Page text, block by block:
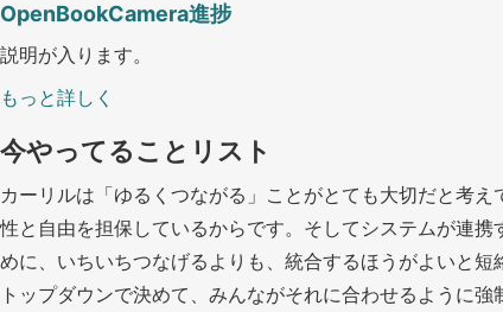
OpenBookCamera進捗
説明が入ります。
もっと詳しく
今やってることリスト
カーリルは「ゆるくつながる」ことがとても大切だと考
性と自由を担保しているからです。そしてシステムが連
めに、いちいちつなげるよりも、統合するほうがよいと短
トップダウンで決めて、みんながそれに合わせるように